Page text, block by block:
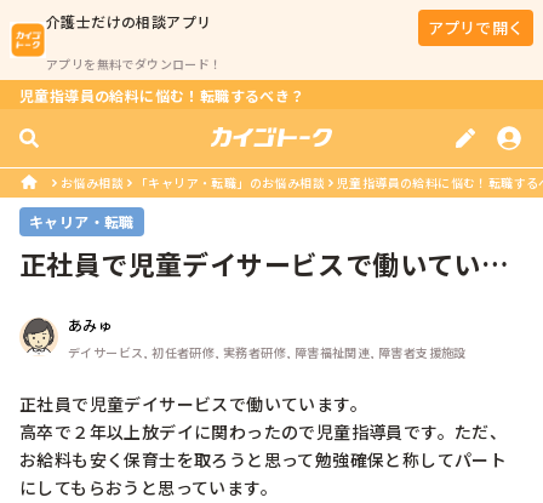
介護士だけの相談アプリ
アプリを無料でダウンロード！
アプリで開く
児童指導員の給料に悩む！転職するべき？
お悩み相談 「キャリア・転職」のお悩み相談 児童指導員の給料に悩む！転職する
キャリア・転職
正社員で児童デイサービスで働いていま
あみゅ
デイサービス, 初任者研修, 実務者研修, 障害福祉関連, 障害者支援施設
正社員で児童デイサービスで働いています。
高卒で２年以上放デイに関わったので児童指導員です。ただ、
お給料も安く保育士を取ろうと思って勉強確保と称してパート
にしてもらおうと思っています。